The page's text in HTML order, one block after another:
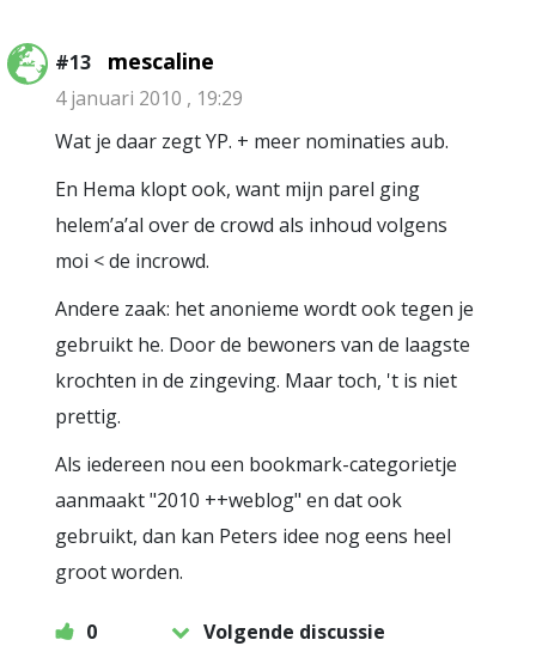
#13 mescaline
4 januari 2010 , 19:29
Wat je daar zegt YP. + meer nominaties aub.
En Hema klopt ook, want mijn parel ging
helem’a’al over de crowd als inhoud volgens
moi < de incrowd.
Andere zaak: het anonieme wordt ook tegen je
gebruikt he. Door de bewoners van de laagste
krochten in de zingeving. Maar toch, 't is niet
prettig.
Als iedereen nou een bookmark-categorietje
aanmaakt "2010 ++weblog" en dat ook
gebruikt, dan kan Peters idee nog eens heel
groot worden.
0
Volgende discussie